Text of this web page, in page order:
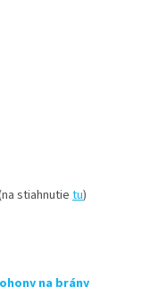
stiahnutie tu)
na brány